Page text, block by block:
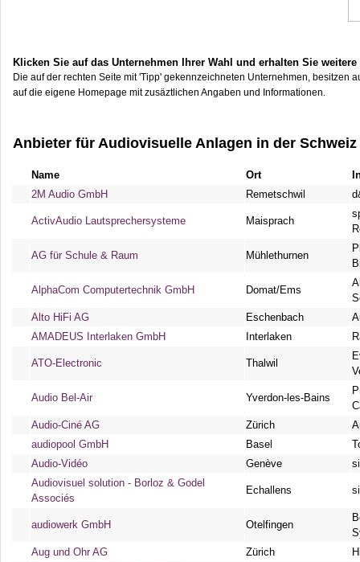
Klicken Sie auf das Unternehmen Ihrer Wahl und erhalten Sie
Die auf der rechten Seite mit 'Tipp' gekennzeichneten Unternehmen, besitzen
auf die eigene Homepage mit zusäztlichen Angaben und Informationen.
Anbieter für Audiovisuelle Anlagen in der Schweiz
Name Ort
2M Audio GmbH
Remetschwil
ActivAudio Lautsprechersysteme Maisprach
AG für Schule & Raum Mühlethurnen
AlphaCom Computertechnik GmbH Domat/Ems
Alto HiFi AG
Eschenbach
AMADEUS Interlaken GmbH
Interlaken
ATO-Electronic Thalwil
Audio Bel-Air Yverdon-les-Bains
Audio-Ciné AG
Zürich
audiopool GmbH
Basel
Audio-Vidéo
Genève
Audiovisuel solution - Borloz & Godel
Associés
Echallens
audiowerk GmbH Otelfingen
Aug und Ohr AG
Zürich